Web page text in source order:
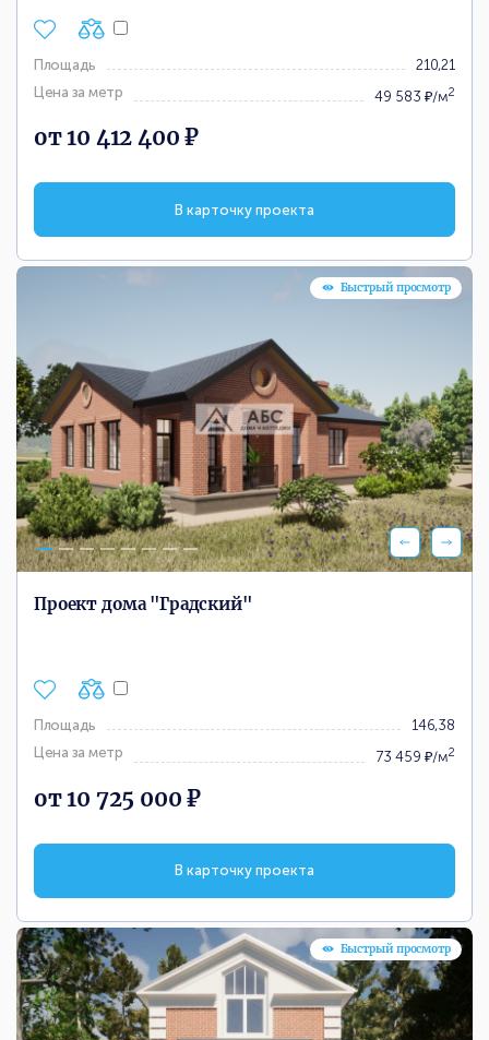
Площадь
210,21
Цена за метр
49 583 ₽/м2
от 10 412 400 ₽
В карточку проекта
Проект дома "Градский"
Площадь
146,38
Цена за метр
73 459 ₽/м2
Быстрый просмотр
от 10 725 000 ₽
В карточку проекта
Быстрый просмотр